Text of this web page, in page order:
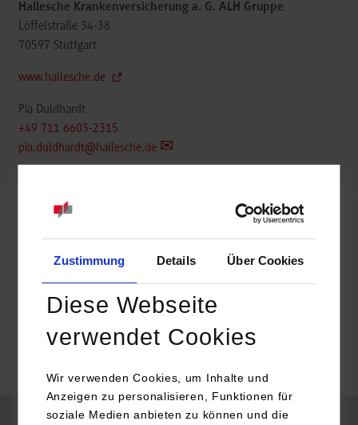
Zustimmung Details Über Cookies
Diese Webseite
verwendet Cookies
Wir verwenden Cookies, um Inhalte und
Anzeigen zu personalisieren, Funktionen für
soziale Medien anbieten zu können und die
Hallesche Krankenversicherung a. G. ALH Gruppe
Löffelstraße 34-38
70597 Stuttgart
www.hallesche.de
Pia Duldhardt
+49 711 6603-2315
pia.duldhardt@hallesche.de
Bewerben Sie sich online über unser Bewerber-Formular unter:
finden Sie unter www.al-h.de/ausbildung